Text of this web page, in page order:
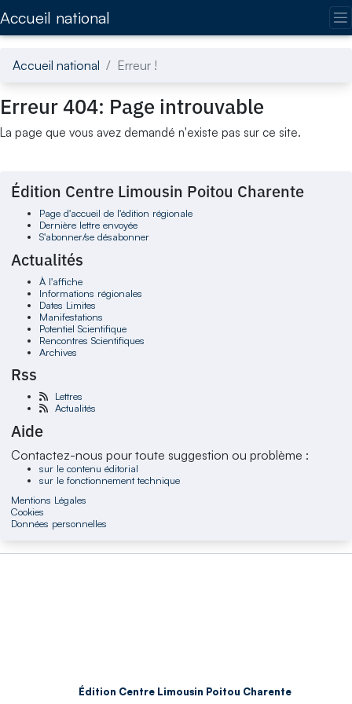
Accueil national
Accueil national Erreur !
Erreur 404: Page introuvable
La page que vous avez demandé n'existe pas sur ce site.
Édition Centre Limousin Poitou Charente
Page d'accueil de l'édition régionale
Dernière lettre envoyée
S'abonner/se désabonner
Actualités
À l'affiche
Informations régionales
Dates Limites
Manifestations
Potentiel Scientifique
Rencontres Scientifiques
Archives
Rss
Lettres
Actualités
Aide
Contactez-nous pour toute suggestion ou problème :
sur le contenu éditorial
sur le fonctionnement technique
Mentions Légales
Cookies
Données personnelles
Édition Centre Limousin Poitou Charente